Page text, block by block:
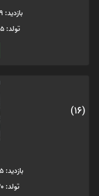
بازدید: 79 - کد متوفی: 5062308
تولد: 1343/05/15 فوت: 1365/02/29
(16)
بازدید: 75 - کد متوفی: 5062364
تولد: 1345/06/30 فوت: 1362/05/17